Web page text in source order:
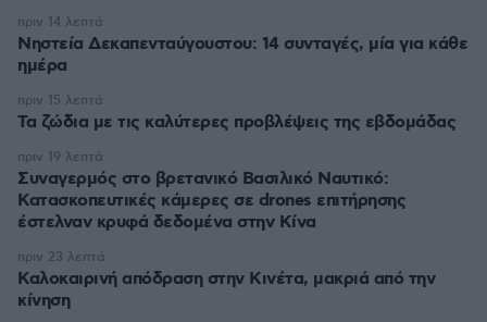
Νηστεία Δεκαπενταύγουστου: 14 συνταγές, μία για κάθε
ημέρα
πριν 14 λεπτά
Τα ζώδια με τις καλύτερες προβλέψεις της εβδομάδας
πριν 15 λεπτά
Συναγερμός στο βρετανικό Βασιλικό Ναυτικό:
Κατασκοπευτικές κάμερες σε drones επιτήρησης
έστελναν κρυφά δεδομένα στην Κίνα
πριν 19 λεπτά
Καλοκαιρινή απόδραση στην Κινέτα, μακριά από την
κίνηση
πριν 23 λεπτά